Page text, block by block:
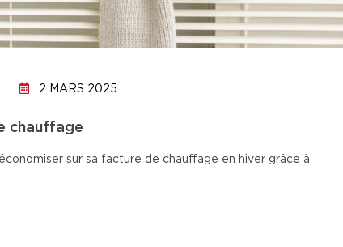
2 MARS 2025
chauffage
sur sa facture de chauffage en hiver grâce à